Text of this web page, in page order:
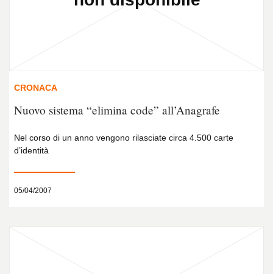
CRONACA
Nuovo sistema “elimina code” all’Anagrafe
Nel corso di un anno vengono rilasciate circa 4.500 carte
d’identità
05/04/2007